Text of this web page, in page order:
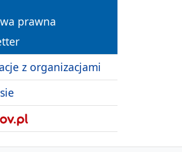
prawna
z organizacjami